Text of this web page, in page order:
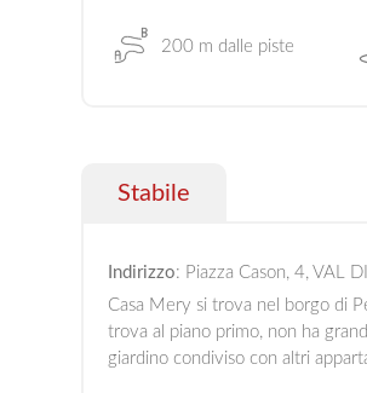
200 m dalle piste
Stabile
Indirizzo: Piazza Cason, 4, VAL
Casa Mery si trova nel borgo di
trova al piano primo, non ha
giardino condiviso con altri